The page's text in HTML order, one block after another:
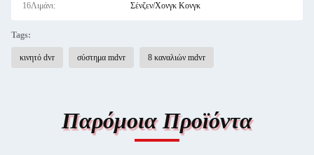
16Λιμάνι: Σένζεν/Χονγκ Κονγκ
Tags:
κινητό dvr σύστημα mdvr 8 καναλιών mdvr
Παρόμοια Προϊόντα